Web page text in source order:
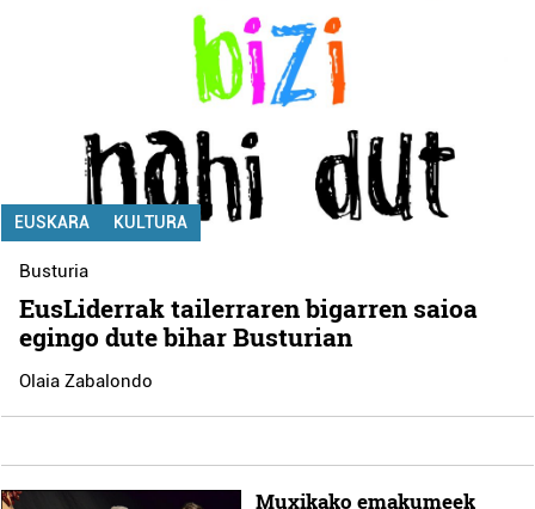
EUSKARA KULTURA
Busturia
EusLiderrak tailerraren bigarren saioa
egingo dute bihar Busturian
Olaia Zabalondo
Muxikako emakumeek